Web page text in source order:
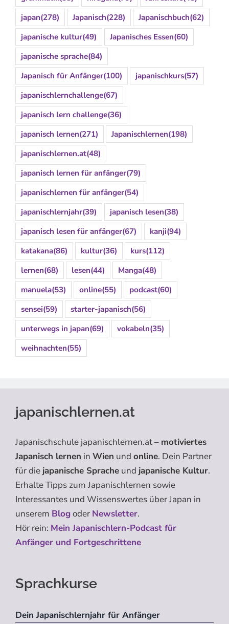
japan(278) Japanisch(228) Japanischbuch(62)
japanische kultur(49) Japanisches Essen(60)
japanische sprache(84)
Japanisch für Anfänger(100) japanischkurs(57)
japanischlernchallenge(67)
japanisch lern challenge(36)
japanisch lernen(271) Japanischlernen(198)
japanischlernen.at(48)
japanisch lernen für anfänger(79)
japanischlernen für anfänger(54)
japanischlernjahr(39) japanisch lesen(38)
japanisch lesen für anfänger(67) kanji(94)
katakana(86) kultur(36) kurs(112)
lernen(68) lesen(44) Manga(48)
manuela(53) online(55) podcast(60)
sensei(59) starter-japanisch(56)
unterwegs in japan(69) vokabeln(35)
weihnachten(55)
japanischlernen.at
Japanischschule japanischlernen.at – motiviertes
Japanisch lernen in Wien und online. Dein Partner
für die japanische Sprache und japanische Kultur.
Erhalte Tipps zum Japanischlernen sowie
Interessantes und Wissenswertes über Japan in
unserem Blogoder Newsletter.
Hör rein: Mein Japanischlern-Podcast für
Anfänger und Fortgeschrittene
Sprachkurse
Dein Japanischlernjahr für Anfänger